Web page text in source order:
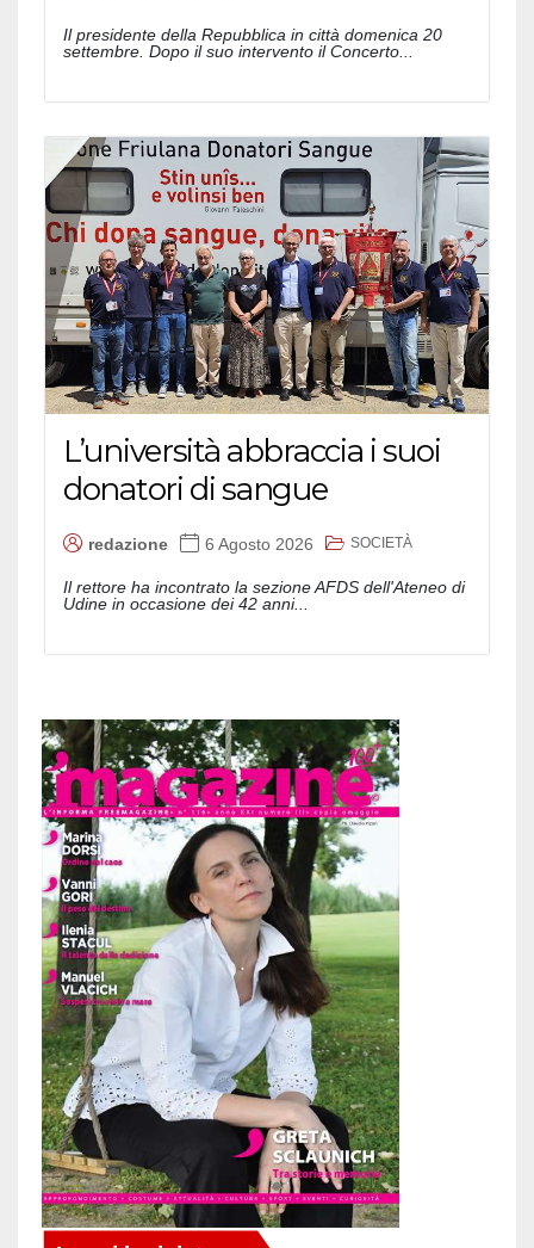
Il presidente della Repubblica in città domenica 20
settembre. Dopo il suo intervento il Concerto...
L’università abbraccia i suoi
donatori di sangue
redazione 6 Agosto 2026 SOCIETÀ
Il rettore ha incontrato la sezione AFDS dell'Ateneo di
Udine in occasione dei 42 anni...